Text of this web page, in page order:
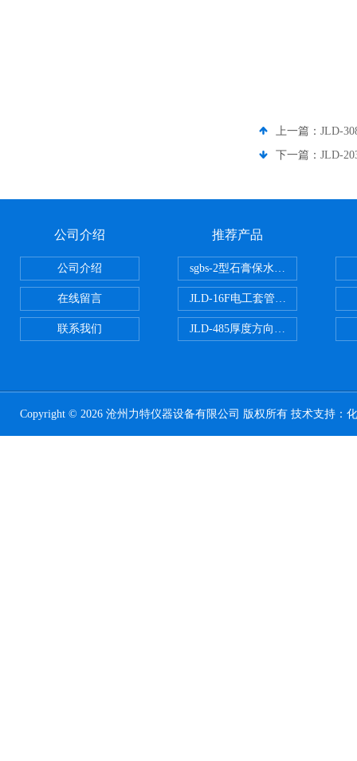
上一篇： JLD-
下一篇： JLD-
公司介绍
公司介绍
在线留言
联系我们
推荐产品
sgbs-2型石膏保水率测定仪粉刷
JLD-16F电工套管恒温水浴管材
JLD-485厚度方向性钢板拉伸试验
Copyright © 2026 沧州力特仪器设备有限公司 版权所有 技术支持：